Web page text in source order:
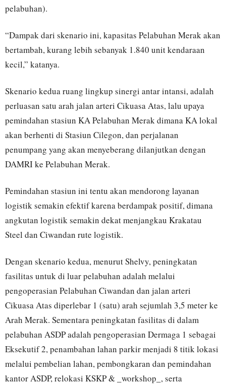
pelabuhan).
“Dampak dari skenario ini, kapasitas Pelabuhan Merak akan
bertambah, kurang lebih sebanyak 1.840 unit kendaraan
kecil,” katanya.
Skenario kedua ruang lingkup sinergi antar intansi, adalah
perluasan satu arah jalan arteri Cikuasa Atas, lalu upaya
pemindahan stasiun KA Pelabuhan Merak dimana KA lokal
akan berhenti di Stasiun Cilegon, dan perjalanan
penumpang yang akan menyeberang dilanjutkan dengan
DAMRI ke Pelabuhan Merak.
Pemindahan stasiun ini tentu akan mendorong layanan
logistik semakin efektif karena berdampak positif, dimana
angkutan logistik semakin dekat menjangkau Krakatau
Steel dan Ciwandan rute logistik.
Dengan skenario kedua, menurut Shelvy, peningkatan
fasilitas untuk di luar pelabuhan adalah melalui
pengoperasian Pelabuhan Ciwandan dan jalan arteri
Cikuasa Atas diperlebar 1 (satu) arah sejumlah 3,5 meter ke
Arah Merak. Sementara peningkatan fasilitas di dalam
pelabuhan ASDP adalah pengoperasian Dermaga 1 sebagai
Eksekutif 2, penambahan lahan parkir menjadi 8 titik lokasi
melalui pembelian lahan, pembongkaran dan pemindahan
kantor ASDP, relokasi KSKP & _workshop_, serta